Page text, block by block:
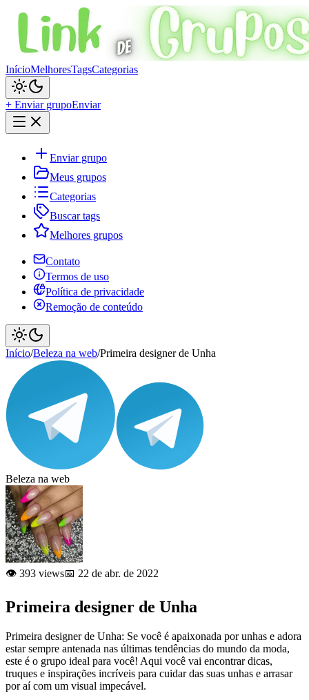
InícioMelhoresTagsCategorias
+ Enviar grupoEnviar
Enviar grupo
Meus grupos
Categorias
Buscar tags
Melhores grupos
Contato
Termos de uso
Política de privacidade
Remoção de conteúdo
Início/Beleza na web/Primeira designer de Unha
Beleza na web
👁️ 393 views📅 22 de abr. de 2022
Primeira designer de Unha
Primeira designer de Unha: Se você é apaixonada por unhas e adora
estar sempre antenada nas últimas tendências do mundo da moda,
este é o grupo ideal para você! Aqui você vai encontrar dicas,
truques e inspirações incríveis para cuidar das suas unhas e arrasar
por aí com um visual impecável.